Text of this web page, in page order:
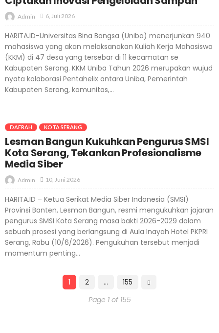
Admin 6, Juli 2026
HARITA.ID-Universitas Bina Bangsa (Uniba) menerjunkan 940
mahasiswa yang akan melaksanakan Kuliah Kerja Mahasiswa
(KKM) di 47 desa yang tersebar di 11 kecamatan se
Kabupaten Serang. KKM Uniba Tahun 2026 merupakan wujud
nyata kolaborasi Pentahelix antara Uniba, Pemerintah
Kabupaten Serang, komunitas,...
DAERAH KOTA SERANG
Lesman Bangun Kukuhkan Pengurus SMSI
Kota Serang, Tekankan Profesionalisme
Media Siber
Admin 10, Juni 2026
HARITA.ID – Ketua Serikat Media Siber Indonesia (SMSI)
Provinsi Banten, Lesman Bangun, resmi mengukuhkan jajaran
pengurus SMSI Kota Serang masa bakti 2026-2029 dalam
sebuah prosesi yang berlangsung di Aula Inayah Hotel PKPRI
Serang, Rabu (10/6/2026). Pengukuhan tersebut menjadi
momentum penting...
1 2 …
155
Page 1 of 155